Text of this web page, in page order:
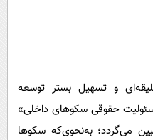
و تسهیل بستر توسعه
حقوقی سکوهای داخلی»
می‌گردد؛ به‌نحوی‌که سکوها